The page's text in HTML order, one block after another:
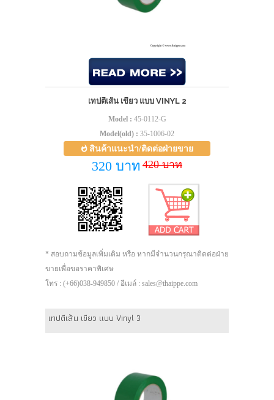
เทปตีเส้น เขียว แบบ VINYL 2
Model : 45-0112-G
Model(old) : 35-1006-02
สินค้าแนะนำ/ติดต่อฝ่ายขาย
320 บาท 420 บาท
* สอบถามข้อมูลเพิ่มเติม หรือ หากมีจำนวนกรุณาติดต่อฝ่าย
ขายเพื่อขอราคาพิเศษ
โทร : (+66)038-949850 / อีเมล์ : sales@thaippe.com
เทปตีเส้น เขียว แบบ Vinyl 3